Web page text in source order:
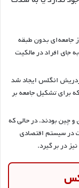
جامعه‌ای بدون طبقه
جای افراد در مالکیت
انگلس ایجاد شد
برای تشکیل جامعه بر
و چین بودند. در حالی که
به شدت در سیستم اقتصادی
در بر گیرد.